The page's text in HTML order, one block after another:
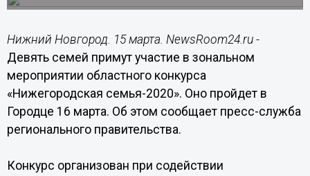
Нижний Новгород. 15 марта. NewsRoom24.ru -
Девять семей примут участие в зональном
мероприятии областного конкурса
«Нижегородская семья-2020». Оно пройдет в
Городце 16 марта. Об этом сообщает пресс-служба
регионального правительства.
Конкурс организован при содействии